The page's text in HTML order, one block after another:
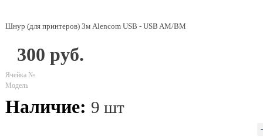
Шнур (для принтеров) 3м Alencom USB - USB AM/BM
300 руб.
Ячейка №
Модель
Наличие: 9 шт